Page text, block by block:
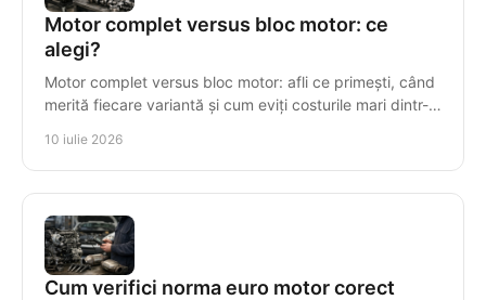
Motor complet versus bloc motor: ce
alegi?
Motor complet versus bloc motor: afli ce primești, când
merită fiecare variantă și cum eviți costurile mari dintr-o
10 iulie 2026
Cum verifici norma euro motor corect